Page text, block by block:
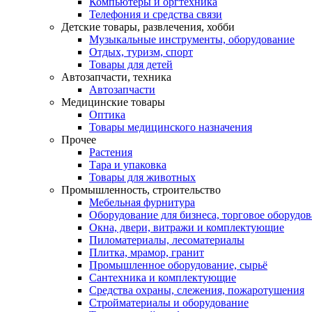
Телефония и средства связи
Детские товары, развлечения, хобби
Музыкальные инструменты, оборудование
Отдых, туризм, спорт
Товары для детей
Автозапчасти, техника
Автозапчасти
Медицинские товары
Оптика
Товары медицинского назначения
Прочее
Растения
Тара и упаковка
Товары для животных
Промышленность, строительство
Мебельная фурнитура
Оборудование для бизнеса, торговое
Окна, двери, витражи и комплектующие
Пиломатериалы, лесоматериалы
Плитка, мрамор, гранит
Промышленное оборудование, сырьё
Сантехника и комплектующие
Средства охраны, слежения, пожаротушения
Стройматериалы и оборудование